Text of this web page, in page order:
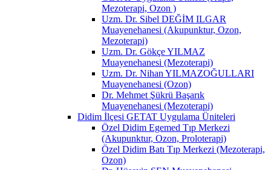
Mezoterapi, Ozon )
Uzm. Dr. Sibel DEĞİM ILGAR
Muayenehanesi (Akupunktur, Ozon,
Mezoterapi)
Uzm. Dr. Gökçe YILMAZ
Muayenehanesi (Mezoterapi)
Uzm. Dr. Nihan YILMAZOĞULLARI
Muayenehanesi (Ozon)
Dr. Mehmet Şükrü Başarık
Muayenehanesi (Mezoterapi)
Didim İlçesi GETAT Uygulama Üniteleri
Özel Didim Egemed Tıp Merkezi
(Akupunktur, Ozon, Proloterapi)
Özel Didim Batı Tıp Merkezi (Mezoterapi,
Ozon)